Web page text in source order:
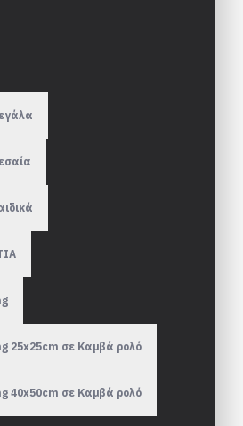
25x25cm σε Καμβά ρολό
40x50cm σε Καμβά ρολό